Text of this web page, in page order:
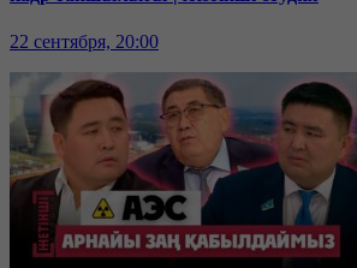
22 сентября, 20:00